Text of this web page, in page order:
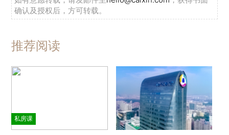
确认及授权后，方可转载。
推荐阅读
私房课